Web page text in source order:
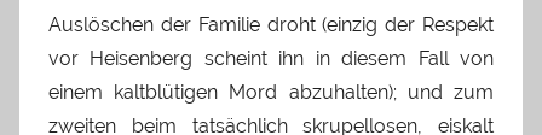
Auslöschen der Familie droht (einzig der Respekt
vor Heisenberg scheint ihn in diesem Fall von
einem kaltblütigen Mord abzuhalten); und zum
zweiten beim tatsächlich skrupellosen, eiskalt